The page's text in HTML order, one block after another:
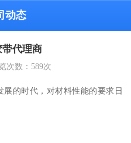
动态
代理商
次数： 589次
的时代，对材料性能的要求日